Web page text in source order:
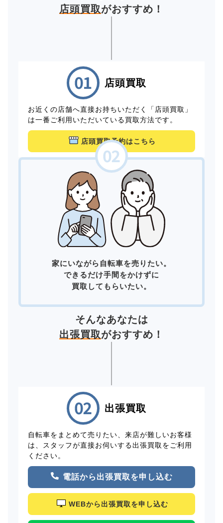
店頭買取がおすすめ！
店頭買取
お近くの店舗へ直接お持ちいただく「店頭買取」
は一番ご利用いただいている買取方法です。
店頭買取予約はこちら
家にいながら自転車を売りたい。
できるだけ手間をかけずに
買取してもらいたい。
そんなあなたは
出張買取がおすすめ！
出張買取
自転車をまとめて売りたい、来店が難しいお客様
は、スタッフが直接お伺いする出張買取をご利用
ください。
電話から出張買取を申し込む
WEBから出張買取を申し込む